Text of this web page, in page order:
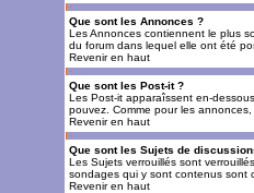
Que sont les Annonces ?
Les Annonces contiennent le plus
du forum dans lequel elle ont été
Revenir en haut
Que sont les Post-it ?
Les Post-it apparaîssent en-
pouvez. Comme pour les
Revenir en haut
Que sont les Sujets de
Les Sujets verrouillés sont
sondages qui y sont contenus sont
Revenir en haut